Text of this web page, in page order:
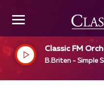
Classic FM
B.Briten - Simple